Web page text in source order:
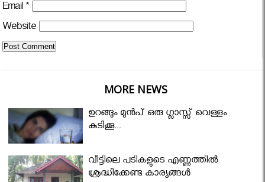
Email *
Website
MORE NEWS
ഉറങ്ങും മുന്‍പ് ഒരു ഗ്ലാസ്സ് വെള്ളം
കുടിക്കൂ...
വീട്ടിലെ പടികളുടെ എണ്ണത്തിൽ
ശ്രദ്ധിക്കേണ്ട കാര്യങ്ങൾ